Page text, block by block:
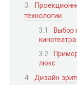
технологии
Выбор
кинотеатра
люкс
Дизайн